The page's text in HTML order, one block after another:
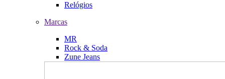
Relógios
Marcas
MR
Rock & Soda
Zune Jeans